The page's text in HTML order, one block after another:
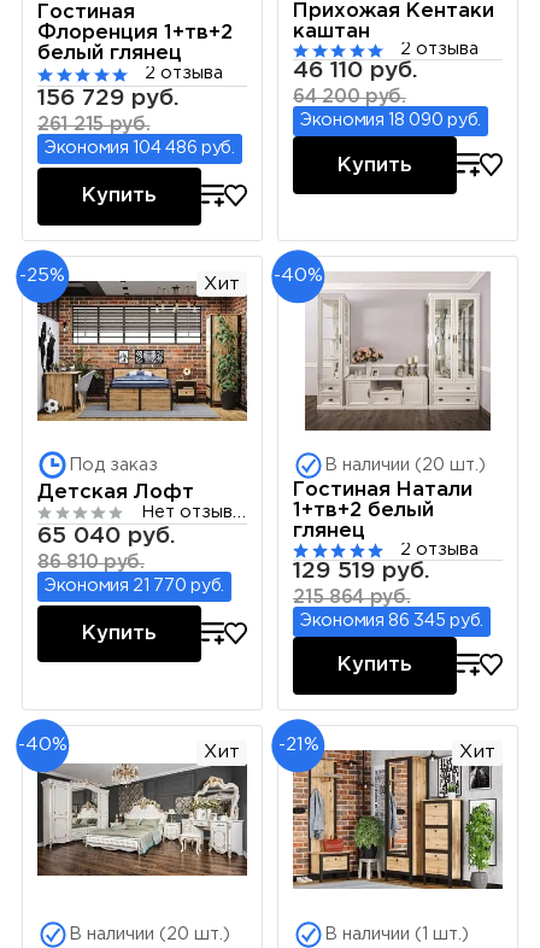
Гостиная
Флоренция 1+тв+2
белый глянец
2 отзыва
156 729 руб.
261 215 руб.
Экономия 104 486 руб.
Купить
Прихожая Кентаки
каштан
2 отзыва
46 110 руб.
64 200 руб.
Экономия 18 090 руб.
Купить
-25% Хит
Под заказ
Детская Лофт
65 040 руб.
86 810 руб.
Экономия 21 770 руб.
Купить
-40%
В наличии (20 шт.)
Гостиная Натали
1+тв+2 белый
глянец
2 отзыва
129 519 руб.
215 864 руб.
Экономия 86 345 руб.
Купить
-40% Хит
В наличии (20 шт.)
-21% Хит
В наличии (1 шт.)